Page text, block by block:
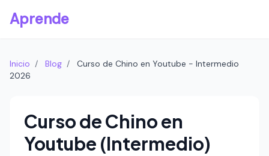
Aprende
Inicio / Blog /
Curso de Chino en Youtube - Intermedio
2026
Curso de Chino en
Youtube (Intermedio)